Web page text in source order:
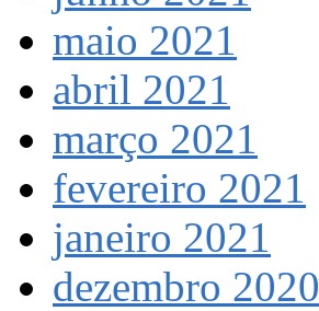
maio 2021
abril 2021
março 2021
fevereiro 2021
janeiro 2021
dezembro 2020